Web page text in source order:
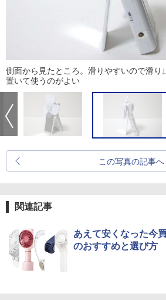
側面から見たところ。滑りやすいので滑り
置いて使うのがよい
この写真の記事へ
関連記事
あえて安くなった今
のおすすめと選び方